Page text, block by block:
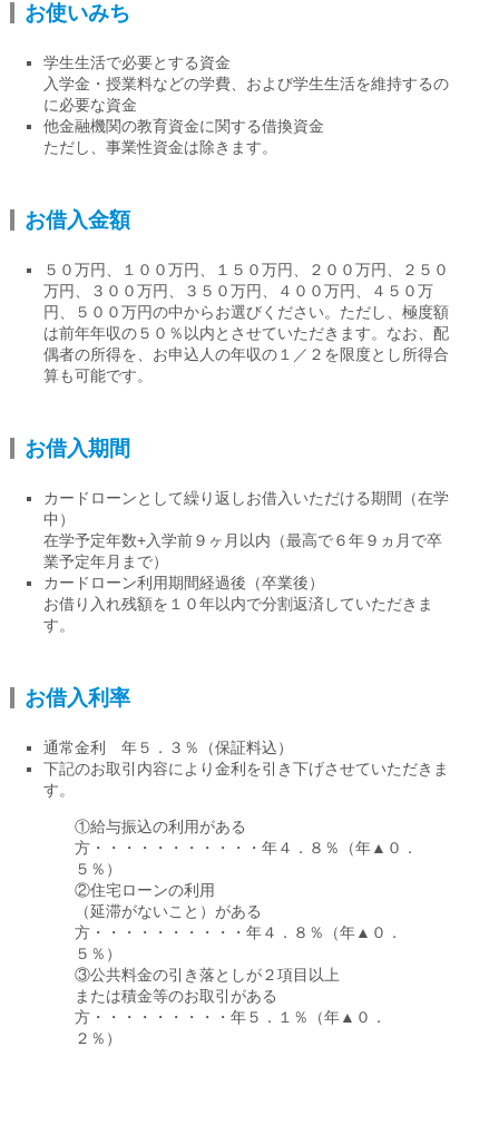
お使いみち
学生生活で必要とする資金
入学金・授業料などの学費、および学生生活を維持するの
に必要な資金
他金融機関の教育資金に関する借換資金
ただし、事業性資金は除きます。
お借入金額
５０万円、１００万円、１５０万円、２００万円、２５０
万円、３００万円、３５０万円、４００万円、４５０万
円、５００万円の中からお選びください。ただし、極度額
は前年年収の５０％以内とさせていただきます。なお、配
偶者の所得を、お申込人の年収の１／２を限度とし所得合
算も可能です。
お借入期間
カードローンとして繰り返しお借入いただける期間（在学
中）
在学予定年数+入学前９ヶ月以内（最高で６年９ヵ月で卒
業予定年月まで）
カードローン利用期間経過後（卒業後）
お借り入れ残額を１０年以内で分割返済していただきま
す。
お借入利率
通常金利 年５．３％（保証料込）
下記のお取引内容により金利を引き下げさせていただきま
す。
①給与振込の利用がある
方・・・・・・・・・・・年４．８％（年▲０．
５％）
②住宅ローンの利用
（延滞がないこと）がある
方・・・・・・・・・・年４．８％（年▲０．
５％）
③公共料金の引き落としが２項目以上
または積金等のお取引がある
方・・・・・・・・・年５．１％（年▲０．
２％）